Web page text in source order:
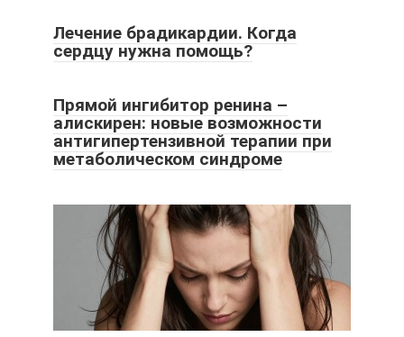
Лечение брадикардии. Когда
сердцу нужна помощь?
Прямой ингибитор ренина –
алискирен: новые возможности
антигипертензивной терапии при
метаболическом синдроме